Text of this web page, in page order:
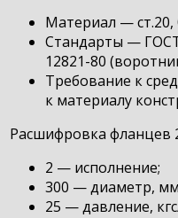
Материал — ст.20,
Стандарты —
12821-80
Требование к
к материалу
Расшифровка фланцев
2 — исполнение;
300 — диаметр,
25 — давление,